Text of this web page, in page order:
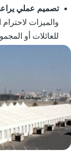
تصميم عملي
والميزات
للعائلات أو